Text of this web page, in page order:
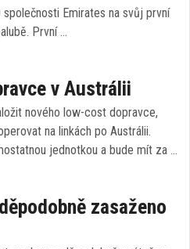
Emirates na svůj první
První …
v Austrálii
nového low-cost dopravce,
na linkách po Austrálii.
jednotkou a bude mít za …
zasaženo